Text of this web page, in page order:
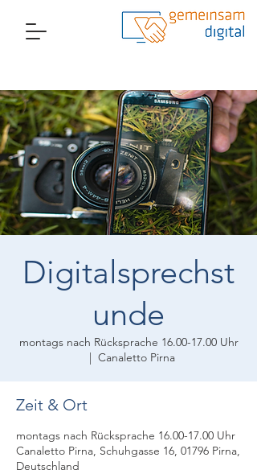
Digitalsprechst
unde
montags nach Rücksprache 16.00-17.00 Uhr
  |
Canaletto Pirna
Zeit & Ort
montags nach Rücksprache 16.00-17.00 Uhr
Canaletto Pirna, Schuhgasse 16, 01796 Pirna,
Deutschland